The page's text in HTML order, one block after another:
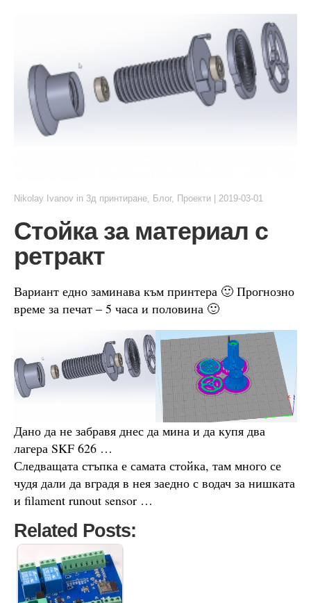
Nikolay Ivanov in 3д принтиране Блог, Проекти 2019-03-01
Стойка за материал с
ретракт
Вариант едно заминава към принтера 🙂 Прогнозно
време за печат – 5 часа и половина 🙂
Дано да не забравя днес да мина и да купя два
лагера SKF 626 …
Следващата стъпка е самата стойка, там много се
чудя дали да вградя в нея заедно с водач за нишката
и filament runout sensor …
Related Posts: